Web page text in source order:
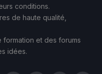
conditions.
de haute qualité,
et des forums
idées.